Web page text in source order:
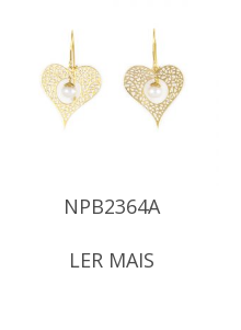
NPB2364A
LER MAIS